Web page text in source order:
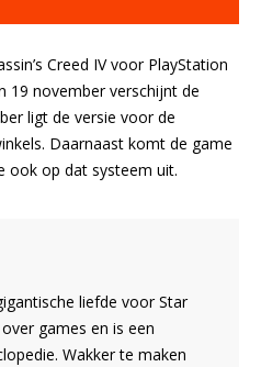
Creed IV voor PlayStation
19 november verschijnt de
ligt de versie voor de
Daarnaast komt de game
ook op dat systeem uit.
liefde voor Star
games en is een
Wakker te maken